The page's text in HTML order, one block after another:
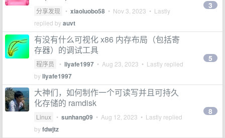
分享发现 • xiaoluobo58 • Nov 3, 2023 • Lastly
replied byauvt
3
有没有什么可视化 x86 内存布局（包括寄
存器）的调试工具
程序员 • liyafe1997 • Aug 23, 2023 • Lastly replied
byliyafe1997
5
大神们，如何制作一个可读写并且可持久
化存储的 ramdisk
Linux • sunhang09 • Aug 12, 2023 • Lastly replied
byfdwjtz
8